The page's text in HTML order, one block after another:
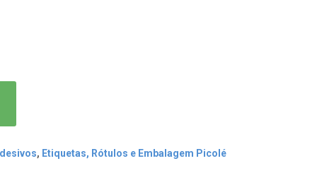
, Etiquetas, Rótulos e Embalagem Picolé